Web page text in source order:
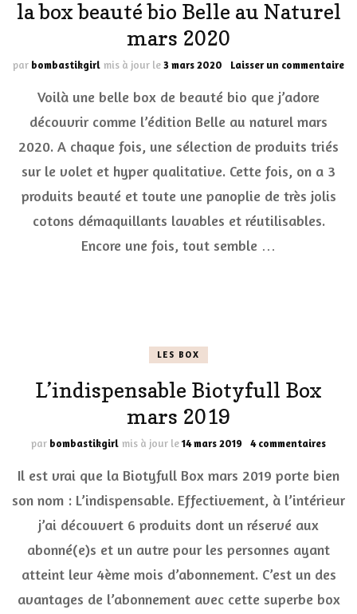
la box beauté bio Belle au Naturel
mars 2020
par bombastikgirl mis à jour le3 mars 2020 Laisser un commentaire
Voilà une belle box de beauté bio que j’adore
découvrir comme l’édition Belle au naturel mars
2020. A chaque fois, une sélection de produits triés
sur le volet et hyper qualitative. Cette fois, on a 3
produits beauté et toute une panoplie de très jolis
cotons démaquillants lavables et réutilisables.
Encore une fois, tout semble …
LES BOX
L’indispensable Biotyfull Box
mars 2019
par bombastikgirl mis à jour le14 mars 2019 4 commentairessur
mars
Il est vrai que la Biotyfull Box mars 2019 porte bien
son nom : L’indispensable. Effectivement, à l’intérieur
j’ai découvert 6 produits dont un réservé aux
abonné(e)s et un autre pour les personnes ayant
atteint leur 4ème mois d’abonnement. C’est un des
avantages de l’abonnement avec cette superbe box